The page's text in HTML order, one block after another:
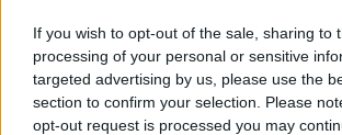
If you wish to opt-out of the sale, sharing to
processing of your personal or sensitive
targeted advertising by us, please use the
section to confirm your selection. Please
opt-out request is processed you may